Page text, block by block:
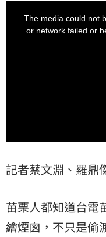
The media could not
or network failed or
記者蔡文淵、羅鼎
苗栗人都知道台電
繪煙囪 ，不只是偷